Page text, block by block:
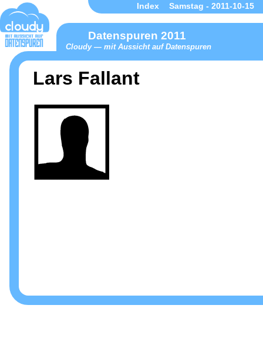
Index Samstag - 2011-10-15
Datenspuren 2011
Cloudy — mit Aussicht auf Datenspuren
Lars Fallant